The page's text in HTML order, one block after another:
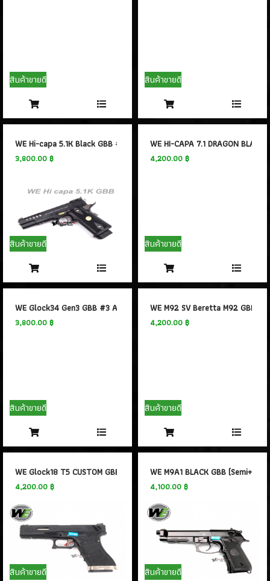
สินค้าขายดี สินค้าขายดี
WE Hi-capa 5.1K Black GBB #3
3,800.00 ฿
สินค้าขายดี
WE HI-CAPA 7.1 DRAGON BLACK
4,200.00 ฿
สินค้าขายดี
WE Glock34 Gen3 GBB #3 Airsoft Gun
3,800.00 ฿
สินค้าขายดี
WE M92 SV Beretta M92 GBB #3
4,200.00 ฿
สินค้าขายดี
WE Glock18 T5 CUSTOM GBB
4,200.00 ฿
สินค้าขายดี
WE M9A1 BLACK GBB
4,100.00 ฿
สินค้าขายดี